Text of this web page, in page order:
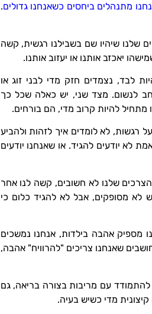
מתנהלים ביחסים כשאנחנו גדולים.
שלנו שיהיו שם בשבילנו רגשית, קשה
יאכזב אותנו או יעזוב אותנו.
לבד, נצמדים חזק מדי לבני זוג או
לנשום. מצד שני, יש כאלה שכל כך
להיות קרוב מדי, הם בורחים.
רגשות, לא לומדים איך לזהות ולהביע
לא יודעים להגיד. או שאנחנו יודעים
שלנו לא חשובים, קשה לנו אחר
לא מסופקים, אבל לא להגיד כלום כי
מספיק אהבה בילדות, אנחנו נמשכים
שאנחנו צריכים "להרוויח" אהבה,
להתמודד עם מריבות בצורה בריאה, גם
קיצונית מדי כשיש בעיה.